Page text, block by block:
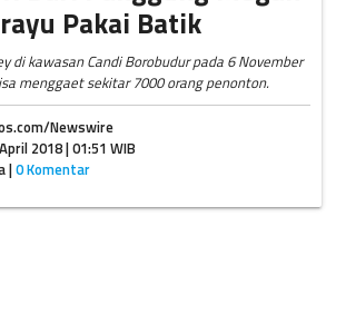
Pakai Batik
di kawasan Candi Borobudur pada 6 November
menggaet sekitar 7000 orang penonton.
Newswire
2018 | 01:51 WIB
|0 Komentar